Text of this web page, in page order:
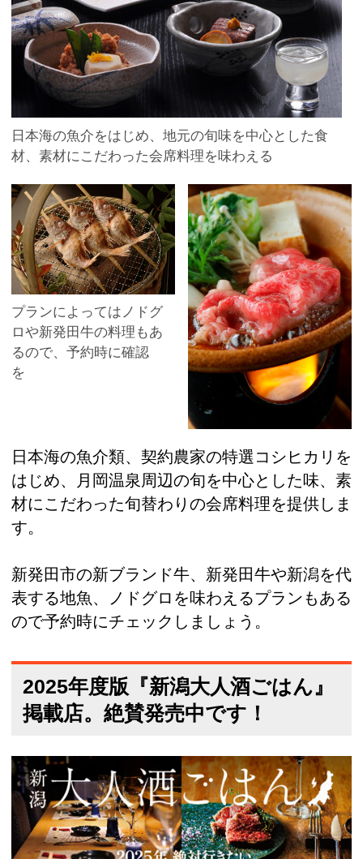
日本海の魚介をはじめ、地元の旬味を中心とした食
材、素材にこだわった会席料理を味わえる
プランによってはノドグ
ロや新発田牛の料理もあ
るので、予約時に確認
を
日本海の魚介類、契約農家の特選コシヒカリを
はじめ、月岡温泉周辺の旬を中心とした味、素
材にこだわった旬替わりの会席料理を提供しま
す。
新発田市の新ブランド牛、新発田牛や新潟を代
表する地魚、ノドグロを味わえるプランもある
ので予約時にチェックしましょう。
2025年度版『新潟大人酒ごはん』
掲載店。絶賛発売中です！